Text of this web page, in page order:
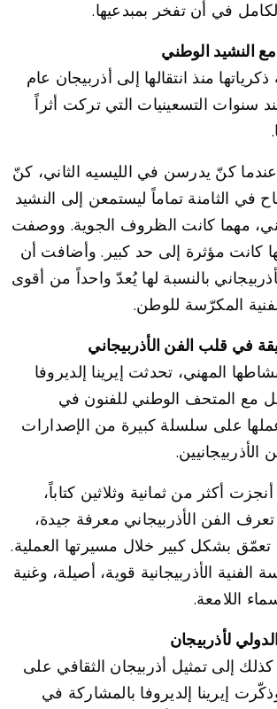
في أن تفخر بمبدعيها.
النشيد الوطني
منذ انتقالها إلى أذربيجان عام
عند سنوات التسعينيات التي تركت أثراً
عندما كنّ يدرسن في الليسيه الثاني، كنّ
الثامنة تماماً ليستمعن إلى النشيد
مهما كانت الظروف الجوية. ووصفت
كانت مؤثرة إلى حد كبير. وأضافت أن
بالنسبة لها يُعدّ واحداً من أقوى
المكرّسة للوطن.
في قلب الفن الأذربيجاني
المهني، تحدثت إيرينا إلديروفا
مع المتحف الوطني للفنون في
على سلسلة كبيرة من الإصدارات
الأذربيجانيين.
أكثر من ثمانية وثلاثين كتاباً،
تعرف الفن الأذربيجاني معرفة جيدة،
تعمّق بشكل كبير خلال مسيرتها العملية.
الأذربيجانية قوية، أصيلة، وغنية
اللامعة.
لأذربيجان
إلى تمثيل أذربيجان الثقافي على
إيرينا إلديروفا بالمشاركة في